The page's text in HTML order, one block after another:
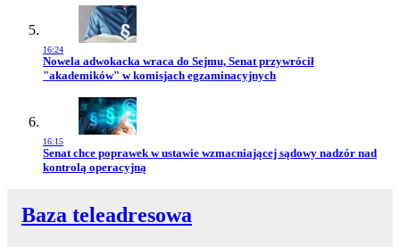
16:24
Przejdź do artykułu:
Nowela adwokacka wraca do Sejmu, Senat przywrócił
"akademików" w komisjach egzaminacyjnych
16:15
Przejdź do artykułu:
Senat chce poprawek w ustawie wzmacniającej sądowy nadzór nad
kontrolą operacyjną
Baza teleadresowa